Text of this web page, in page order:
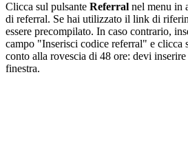
Clicca sul pulsante Referral nel menu in
di referral. Se hai utilizzato il link di
essere precompilato. In caso contrario,
campo "Inserisci codice referral" e clicca
conto alla rovescia di 48 ore: devi
finestra.